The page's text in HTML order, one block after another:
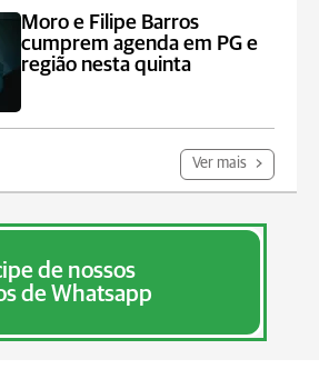
Moro e Filipe Barros
cumprem agenda em PG e
região nesta quinta
Ver mais
de nossos
de Whatsapp